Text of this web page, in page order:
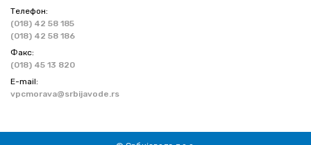
Телефон:
(018) 42 58 185
(018) 42 58 186
Факс:
(018) 45 13 820
Е-mail:
vpcmorava@srbijavode.rs